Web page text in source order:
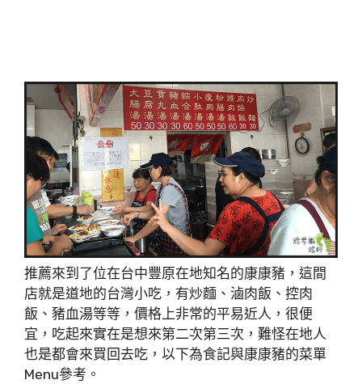
推薦來到了位在台中豐原在地知名的康康豬，這間
店就是道地的台灣小吃，有炒麵、滷肉飯、控肉
飯、豬血湯等等，價格上非常的平易近人，很便
宜，吃起來實在是想來第二次第三次，難怪在地人
也是都會來買回去吃，以下為食記與康康豬的菜單
Menu參考。